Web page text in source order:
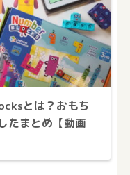
とは？おもち
たまとめ【動画